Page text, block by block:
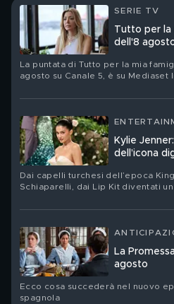
SERIE TV
Tutto per la
dell'8
La puntata di Tutto per la mia
agosto su Canale 5, è su Mediaset
Kylie
dell’icona
Dai capelli turchesi dell’epoca
Schiaparelli, dai Lip Kit diventati
compleanno. Ritratto di una star
contraddizioni
La
agosto
Ecco cosa succederà nel nuovo
spagnola